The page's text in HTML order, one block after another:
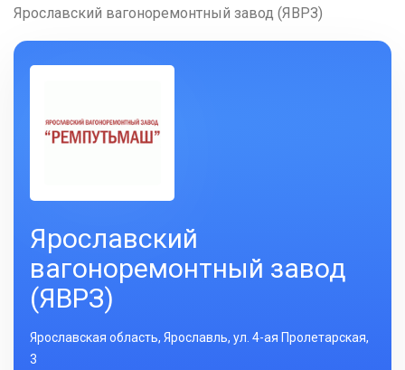
Ярославский вагоноремонтный завод (ЯВРЗ)
Ярославский
вагоноремонтный завод
(ЯВРЗ)
Ярославская область, Ярославль, ул. 4-ая Пролетарская,
3